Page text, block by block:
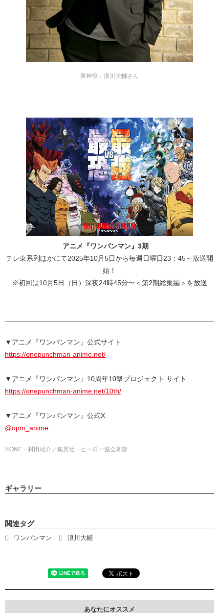
豚神役：浪川大輔さん
アニメ『ワンパンマン』3期
テレ東系列ほかにて2025年10月5日から毎週日曜日23：45～放送開
始！
※初回は10月5日（日）深夜24時45分〜＜第2期総集編＞を放送
▼アニメ『ワンパンマン』公式サイト
https://onepunchman-anime.net/
▼アニメ『ワンパンマン』10周年10撃プロジェクト サイト
https://onepunchman-anime.net/10th/
▼アニメ『ワンパンマン』公式X
@opm_anime
©ONE・村田雄介／集英社・ヒーロー協会本部
ギャラリー
関連タグ
ワンパンマン 浪川大輔
あなたにオススメ